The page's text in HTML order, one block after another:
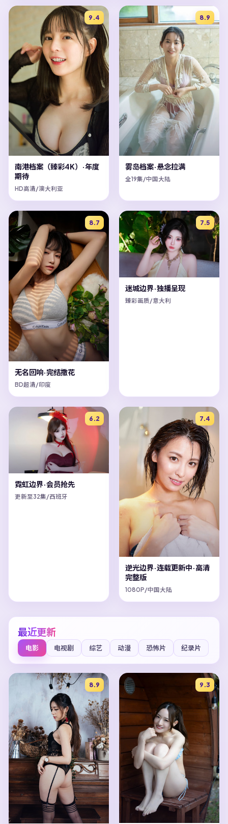
9.4
南港档案（臻彩4K）·年度
期待
HD高清/澳大利亚
8.9
雾岛档案·悬念拉满
全19集/中国大陆
8.7
无名回响·完结撒花
BD超清/印度
7.5
迷城边界·独播呈现
臻彩画质/意大利
6.2
霓虹边界·会员抢先
更新至32集/西班牙
7.4
逆光边界·连载更新中·高清
完整版
1080P/中国大陆
最近更新
电影 电视剧 综艺 动漫 恐怖片 纪录片
8.9 9.3